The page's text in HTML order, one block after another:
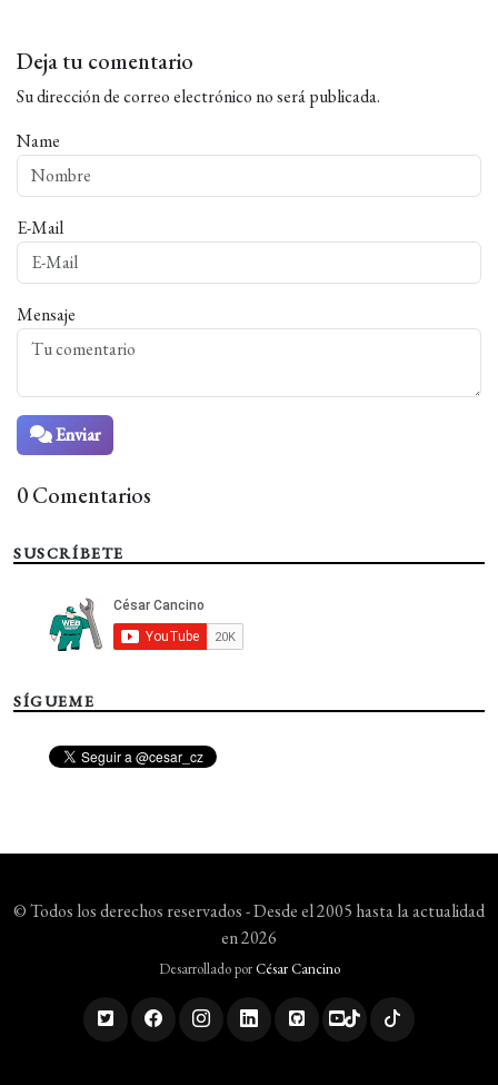
Deja tu comentario
Su dirección de correo electrónico no será publicada.
Name
E-Mail
Mensaje
Enviar
0 Comentarios
SUSCRÍBETE
SÍGUEME
© Todos los derechos reservados - Desde el 2005 hasta la actualidad
en 2026
Desarrollado porCésar Cancino